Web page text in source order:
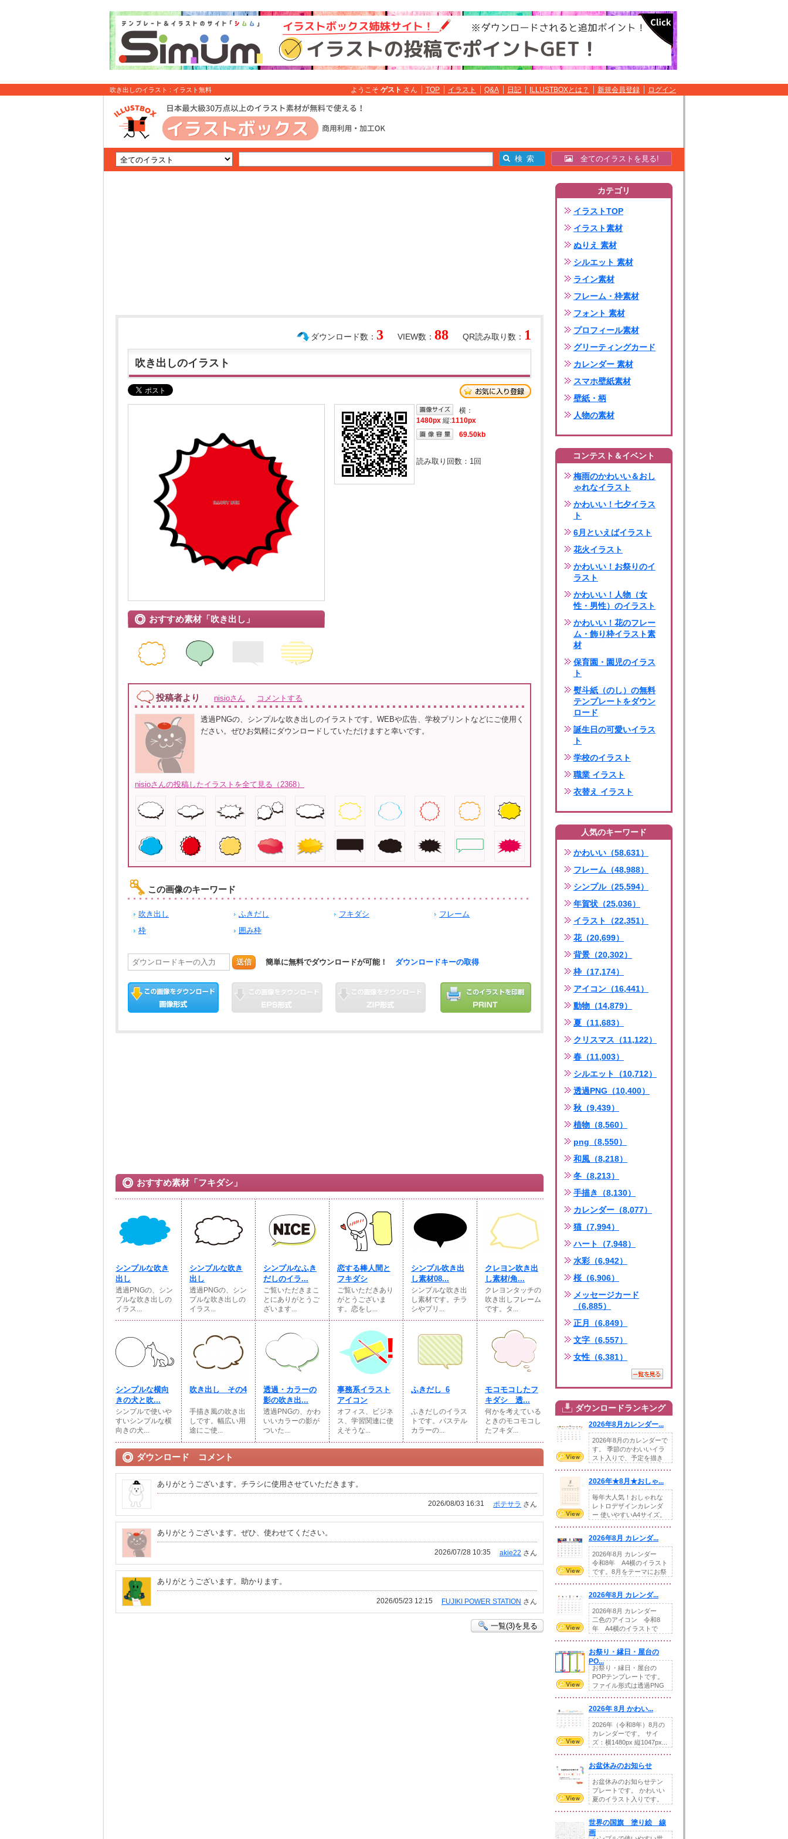
吹き出しのイラスト : イラスト無料 ようこそ ゲスト さん TOP イラスト Q&A 日記 ILLUSTBOXとは？ 新規会員登録 ログイン
全てのイラストを見る!
QR読み取り数： 1
VIEW数： 88
ダウンロード数： 3
吹き出しのイラスト
おすすめ素材「吹き出し」
横：
1480px 縦:1110px
69.50kb
読み取り回数： 1回
投稿者より nisioさん コメントする
透過PNGの、シンプルな吹き出しのイラストです。WEBや広告、学校プリントなどにご使用く
ださい。ぜひお気軽にダウンロードしていただけますと幸いです。
nisioさんの投稿したイラストを全て見る（2368）
この画像のキーワード
吹き出し ふきだし フキダシ
フレーム
枠
囲み枠
送信 簡単に無料でダウンロードが可能！ ダウンロードキーの取得
おすすめ素材「フキダシ」
シンプルな吹き
出し
透過PNGの、シン
プルな吹き出しの
イラス...
シンプルな吹き
出し
透過PNGの、シン
プルな吹き出しの
イラス...
シンプルなふき
だしのイラ...
ご覧いただきまこ
とにありがとうご
ざいます...
恋する棒人間と
フキダシ
ご覧いただきあり
がとうございま
す。恋をし...
シンプル吹き出
し素材08...
シンプルな吹き出
し素材です。チラ
シやプリ...
クレヨン吹き出
し素材/角...
クレヨンタッチの
吹き出しフレーム
です。タ...
シンプルな横向
きの犬と吹...
シンプルで使いや
すいシンプルな横
向きの犬...
吹き出し その4
手描き風の吹き出
しです。幅広い用
途にご使...
透過・カラーの
影の吹き出...
透過PNGの、かわ
いいカラーの影が
ついた...
事務系イラスト
アイコン
オフィス、ビジネ
ス、学習関連に使
えそうな...
ふきだし_6
ふきだしのイラス
トです。パステル
カラーの...
モコモコしたフ
キダシ 透...
何かを考えている
ときのモコモコし
たフキダ...
ダウンロード コメント
ありがとうございます。チラシに使用させていただきます。
ポテサラ さん
2026/08/03 16:31
ありがとうございます。ぜひ、使わせてください。
akie22 さん
2026/07/28 10:35
ありがとうございます。助かります。
FUJIKI POWER STATION さん
2026/05/23 12:15
一覧(3)を見る
カテゴリ
イラストTOP
イラスト素材
ぬりえ 素材
シルエット 素材
ライン素材
フレーム・枠素材
フォント 素材
プロフィール素材
グリーティングカード
カレンダー 素材
スマホ壁紙素材
壁紙・柄
人物の素材
コンテスト＆イベント
梅雨のかわいい＆おし
ゃれなイラスト
かわいい！七夕イラス
ト
6月といえばイラスト
花火イラスト
かわいい！お祭りのイ
ラスト
かわいい！人物（女
性・男性）のイラスト
かわいい！花のフレー
ム・飾り枠イラスト素
材
保育園・園児のイラス
ト
熨斗紙（のし）の無料
テンプレートをダウン
ロード
誕生日の可愛いイラス
ト
学校のイラスト
職業 イラスト
衣替え イラスト
人気のキーワード
かわいい（58,631）
フレーム（48,988）
シンプル（25,594）
年賀状（25,036）
イラスト（22,351）
花（20,699）
背景（20,302）
枠（17,174）
アイコン（16,441）
動物（14,879）
夏（11,683）
クリスマス（11,122）
春（11,003）
シルエット（10,712）
透過PNG（10,400）
秋（9,439）
植物（8,560）
png（8,550）
和風（8,218）
冬（8,213）
手描き（8,130）
カレンダー（8,077）
猫（7,994）
ハート（7,948）
水彩（6,942）
桜（6,906）
メッセージカード
（6,885）
正月（6,849）
文字（6,557）
女性（6,381）
ダウンロードランキング
2026年8月カレンダー...
2026年8月のカレンダーで
す。 季節のかわいいイラ
スト入りで、予定を描き
2026年★8月★おしゃ...
毎年大人気！おしゃれな
レトロデザインカレンダ
ー 使いやすいA4サイズ。
2026年8月 カレンダ...
2026年8月 カレンダー
令和8年 A4横のイラスト
です。8月をテーマにお祭
2026年8月 カレンダ...
2026年8月 カレンダー
二色のアイコン 令和8
年 A4横のイラストで
お祭り・縁日・屋台の
PO...
お祭り・縁日・屋台の
POPテンプレートです。
ファイル形式は透過PNG
2026年 8月 かわい...
2026年（令和8年）8月の
カレンダーです。 サイ
ズ：横1480px 縦1047px...
お盆休みのお知らせ
お盆休みのお知らせテン
プレートです。 かわいい
夏のイラスト入りです。
世界の国旗 塗り絵 線
画